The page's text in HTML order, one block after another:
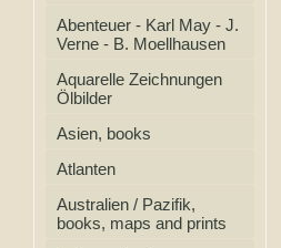
Abenteuer - Karl May - J.
Verne - B. Moellhausen
Aquarelle Zeichnungen
Ölbilder
Asien, books
Atlanten
Australien / Pazifik,
books, maps and prints